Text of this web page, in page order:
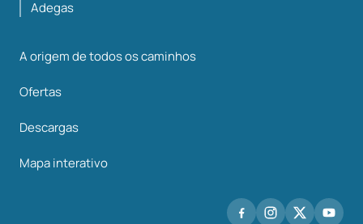
Adegas
A origem de todos os caminhos
Ofertas
Descargas
Mapa interativo